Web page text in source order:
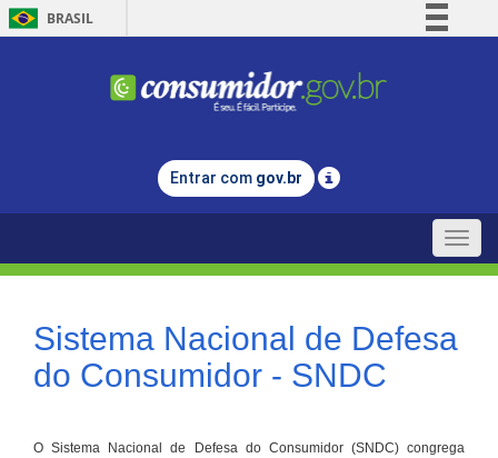
BRASIL
Comunica BR
Legislação
Entrar com gov.br
Toggle
Sistema Nacional de Defesa
do Consumidor - SNDC
O Sistema Nacional de Defesa do Consumidor (SNDC) congrega